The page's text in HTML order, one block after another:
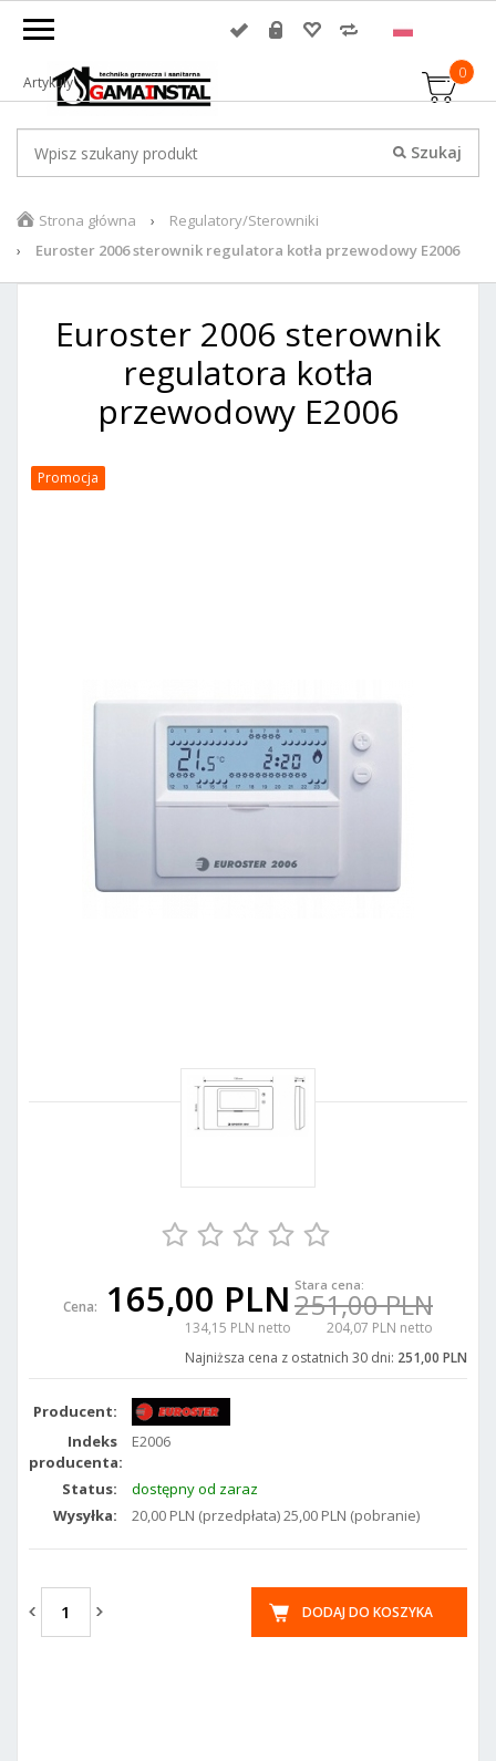
0
Artykuły
Strona główna
Regulatory/Sterowniki
Euroster 2006 sterownik regulatora kotła przewodowy E2006
Euroster 2006 sterownik
regulatora kotła
przewodowy E2006
Promocja
Cena: 165,00 PLN
134,15 PLN netto
Stara cena:
251,00 PLN
204,07 PLN netto
Najniższa cena z ostatnich 30 dni: 251,00 PLN
Producent:
Indeks
producenta:
E2006
Status:
dostępny od zaraz
Wysyłka:
20,00 PLN (przedpłata) 25,00 PLN (pobranie)
DODAJ DO KOSZYKA